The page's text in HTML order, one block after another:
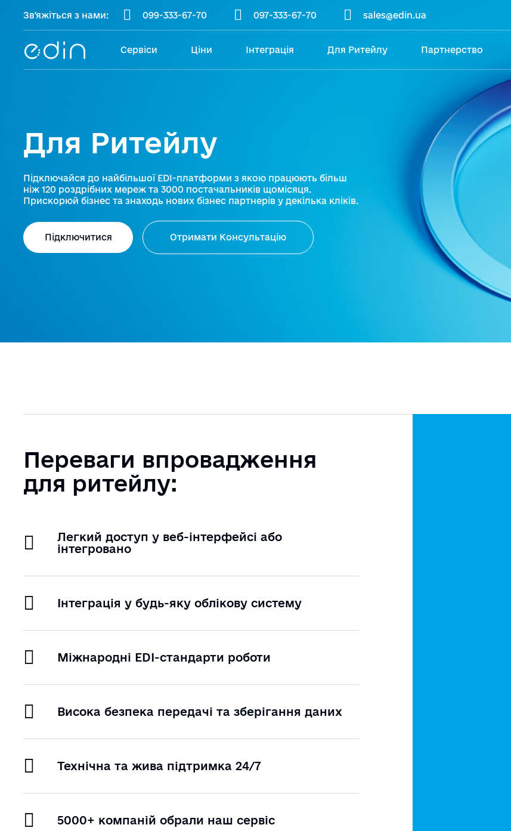
Зв'яжіться з нами: 099-333-67-70 097-333-67-70 sales@edin.ua
Сервіси Ціни Інтеграція Для Ритейлу Партнерство
Продуктово-
технологічне
партнерство
Маркетингове
партнерство
Освітні програми
Для Ритейлу
Підключайся до найбільшої EDI-платформи з якою працюють більш
ніж 120 роздрібних мереж та 3000 постачальників щомісяця.
Прискорюй бізнес та знаходь нових бізнес партнерів у декілька кліків.
Підключитися Отримати Консультацію
Переваги впровадження
для ритейлу:
Легкий доступ у веб-інтерфейсі або
інтегровано
Інтеграція у будь-яку облікову систему
Міжнародні EDI-стандарти роботи
Висока безпека передачі та зберігання даних
Технічна та жива підтримка 24/7
5000+ компаній обрали наш сервіс